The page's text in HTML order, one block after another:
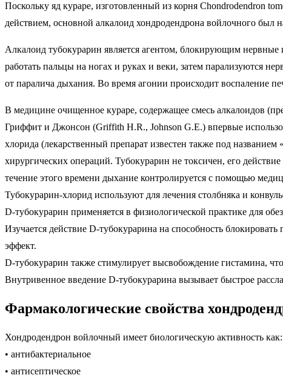
Поскольку яд кураре, изготовленный из корня Chondrodendron
действием, основной алкалоид хондродендрона войлочного был
Алкалоид тубокурарин является агентом, блокирующим
работать пальцы на ногах и руках и веки, затем парализуются
от паралича дыхания. Во время агонии происходит воспаление
В медицине очищенное кураре, содержащее смесь алкалоидов
Гриффит и Джонсон (Griffith H.R., Johnson G.E.) впервые
хлорида (лекарственный препарат известен также под
хирургических операций. Тубокурарин не токсичен, его
течение этого времени дыхание контролируется с помощью
Тубокурарин-хлорид используют для лечения столбняка и
D-тубокурарин применяется в физиологической практике для
Изучается действие D-тубокурарина на способность
эффект.
D-тубокурарин также стимулирует высвобождение гистамина,
Внутривенное введение D-тубокурарина вызывает быстрое
Фармакологические свойства
Хондродендрон войлочный имеет биологическую активность как:
• антибактериальное
• антисептическое